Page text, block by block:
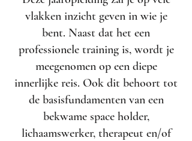
vlakken inzicht geven in wie je
bent. Naast dat het een
professionele training is, wordt je
meegenomen op een diepe
innerlijke reis. Ook dit behoort tot
de basisfundamenten van een
bekwame space holder,
lichaamswerker, therapeut en/of